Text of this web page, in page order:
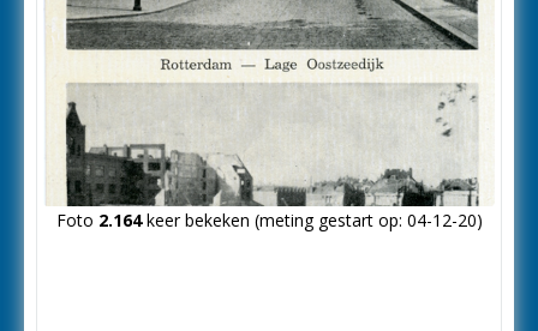
Foto 2.164keer bekeken (meting gestart op: 04-12-20)